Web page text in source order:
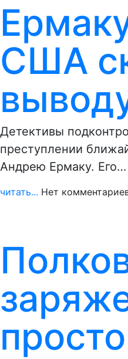
США
Детективы
преступлении
Андрею Ермаку. Его…
читать... Нет